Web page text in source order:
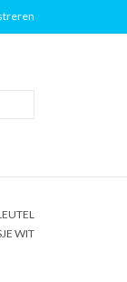
WIT